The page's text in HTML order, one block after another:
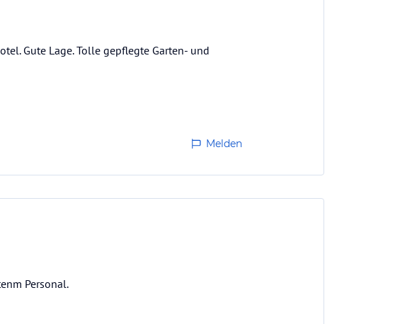
Gute Lage. Tolle gepflegte Garten- und
Melden
Personal.